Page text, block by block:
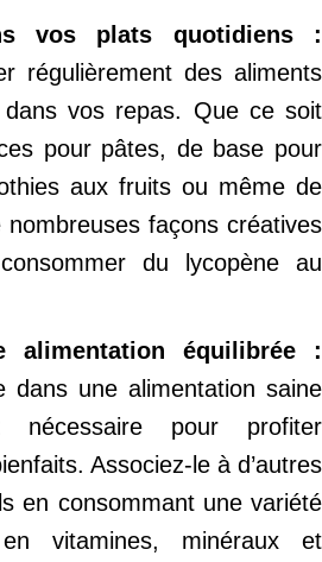
vos plats quotidiens :
régulièrement des aliments
vos repas. Que ce soit
pour pâtes, de base pour
aux fruits ou même de
façons créatives
du lycopène au
alimentation équilibrée :
dans une alimentation saine
pour profiter
Associez-le à d’autres
en consommant une variété
en vitamines, minéraux et